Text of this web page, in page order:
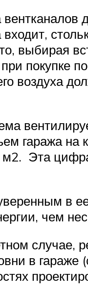
входит,
выбирая
покупке
воздуха
гаража на
Эта
в
чем
случае,
в гараже